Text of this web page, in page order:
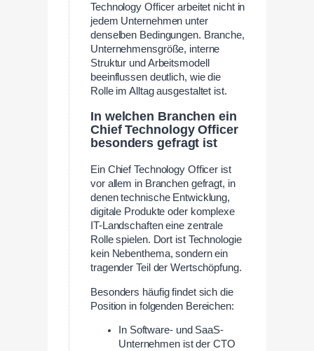
Technology Officer arbeitet nicht in
jedem Unternehmen unter
denselben Bedingungen. Branche,
Unternehmensgröße, interne
Struktur und Arbeitsmodell
beeinflussen deutlich, wie die
Rolle im Alltag ausgestaltet ist.
In welchen Branchen ein
Chief Technology Officer
besonders gefragt ist
Ein Chief Technology Officer ist
vor allem in Branchen gefragt, in
denen technische Entwicklung,
digitale Produkte oder komplexe
IT-Landschaften eine zentrale
Rolle spielen. Dort ist Technologie
kein Nebenthema, sondern ein
tragender Teil der Wertschöpfung.
Besonders häufig findet sich die
Position in folgenden Bereichen:
In Software- und SaaS-
Unternehmen ist der CTO